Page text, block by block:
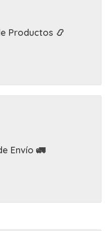
Productos 📿
Envío 🚛